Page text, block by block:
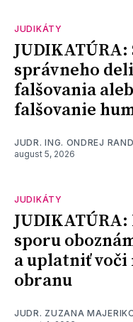
JUDIKÁTY
správneho
falšovania
falšovanie
JUDR. ING. ONDREJ
august 5, 2026
JUDIKÁTY
sporu
a uplatniť voči
obranu
JUDR. ZUZANA